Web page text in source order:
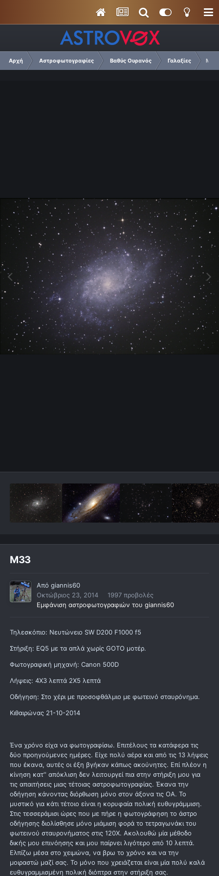
Αρχή Αστροφωτογραφίες Βαθύς Ουρανός Γαλαξίες Μ33
Μ33
Από giannis60
Οκτώβριος 23, 2014
1997 προβολές
Εμφάνιση αστροφωτογραφιών του giannis60
Τηλεσκόπιο: Νευτώνειο SW D200 F1000 f5
Στήριξη: EQ5 με τα απλά χωρίς GOTO μοτέρ.
Φωτογραφική μηχανή: Canon 500D
Λήψεις: 4Χ3 λεπτά 2Χ5 λεπτά
Οδήγηση: Στο χέρι με προσοφθάλμιο με φωτεινό σταυρόνημα.
Κιθαιρώνας 21-10-2014
Ένα χρόνο είχα να φωτογραφίσω. Επιτέλους τα κατάφερα τις
δύο προηγούμενες ημέρες. Είχε πολύ αέρα και από τις 13 λήψεις
που έκανα, αυτές οι έξη βγήκαν κάπως ακούνητες. Επί πλέον η
κίνηση κατ'' απόκλιση δεν λειτουργεί πια στην στήριξη μου για
τις απαιτήσεις μιας τέτοιας αστροφωτογραφίας. Έκανα την
οδήγηση κάνοντας διόρθωση μόνο στον άξονα τις ΟΑ. Το
μυστικό για κάτι τέτοιο είναι η κορυφαία πολική ευθυγράμμιση.
Στις τεσσεράμισι ώρες που με πήρε η φωτογράφηση το άστρο
οδήγησης διολίσθησε μόνο μιάμιση φορά το τετραγωνάκι του
φωτεινού σταυρονήματος στις 120Χ. Ακολουθώ μία μέθοδο
δικής μου επινόησης και μου παίρνει λιγότερο από 10 λεπτά.
Ελπίζω μέσα στο χειμώνα, να βρω το χρόνο και να την
μοιραστώ μαζί σας. Το μόνο που χρειάζεται είναι μία πολύ καλά
ευθυγραμμισμένη πολική διόπτρα στην στήριξη σας.